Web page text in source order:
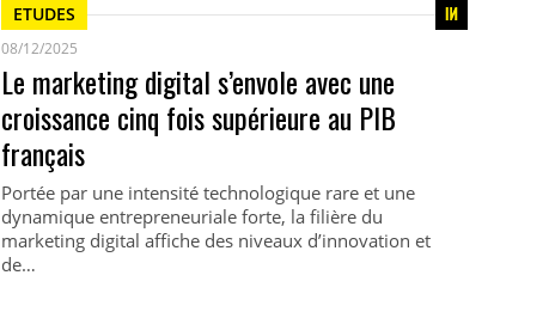
ETUDES
08/12/2025
Le marketing digital s’envole avec une
croissance cinq fois supérieure au PIB
français
Portée par une intensité technologique rare et une
dynamique entrepreneuriale forte, la filière du
marketing digital affiche des niveaux d’innovation et
de…